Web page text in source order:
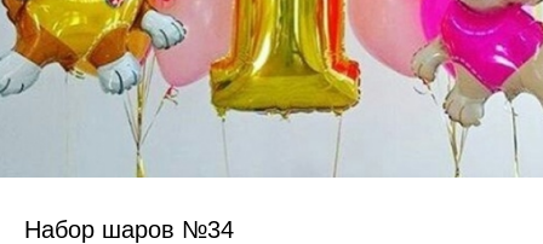
Набор шаров №34